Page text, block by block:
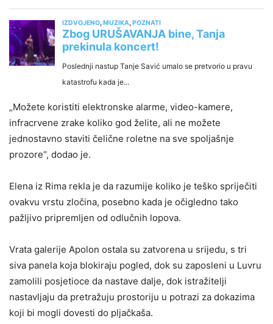
„Možete koristiti elektronske alarme, video-kamere,
infracrvene zrake koliko god želite, ali ne možete
jednostavno staviti čelične roletne na sve spoljašnje
prozore“, dodao je.
Elena iz Rima rekla je da razumije koliko je teško spriječiti
ovakvu vrstu zločina, posebno kada je očigledno tako
pažljivo pripremljen od odlučnih lopova.
Vrata galerije Apolon ostala su zatvorena u srijedu, s tri
siva panela koja blokiraju pogled, dok su zaposleni u Luvru
zamolili posjetioce da nastave dalje, dok istražitelji
nastavljaju da pretražuju prostoriju u potrazi za dokazima
koji bi mogli dovesti do pljačkaša.